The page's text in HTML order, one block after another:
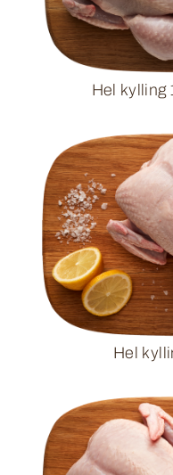
Hel kylling
Hel